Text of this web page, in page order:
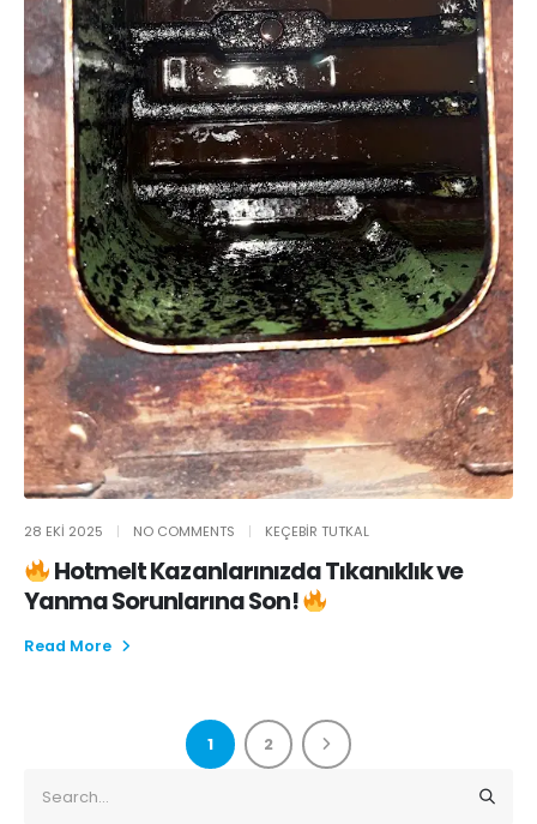
28 EKI 2025 NO COMMENTS KEÇEBIR TUTKAL
Hotmelt Kazanlarınızda Tıkanıklık ve
Yanma Sorunlarına Son!
Read More
1 2